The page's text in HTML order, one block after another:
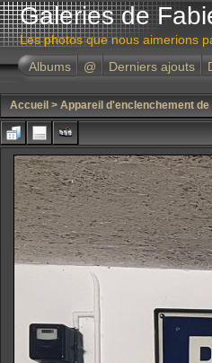
Galeries de
Les photos que nous aimerions
Albums
@ Derniers ajouts
Accueil > Appareil d'enclenchement